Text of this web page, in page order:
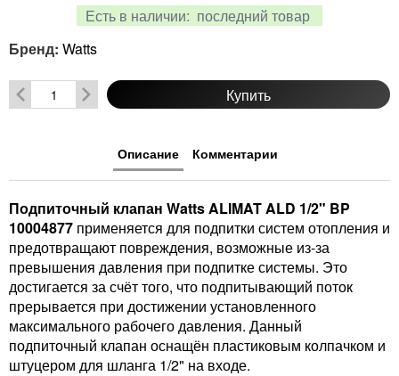
Есть в наличии: последний товар
Бренд: Watts
Купить
Описание Комментарии
Подпиточный клапан Watts ALIMAT ALD 1/2" BP
10004877 применяется для подпитки систем отопления и
предотвращают повреждения, возможные из-за
превышения давления при подпитке системы. Это
достигается за счёт того, что подпитывающий поток
прерывaется при достижении установленного
максимального рабочего давления. Данный
подпиточный клапан оснащён пластиковым колпачком и
штуцером для шланга 1/2" на входе.